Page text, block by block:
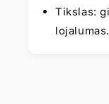
Tikslas:
lojalumas.